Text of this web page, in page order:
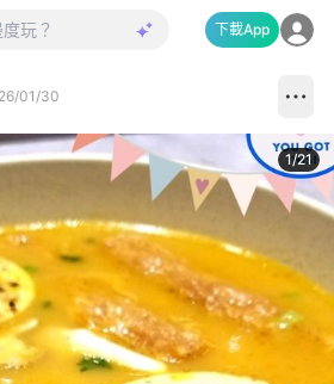
下載App
01/30
1/21